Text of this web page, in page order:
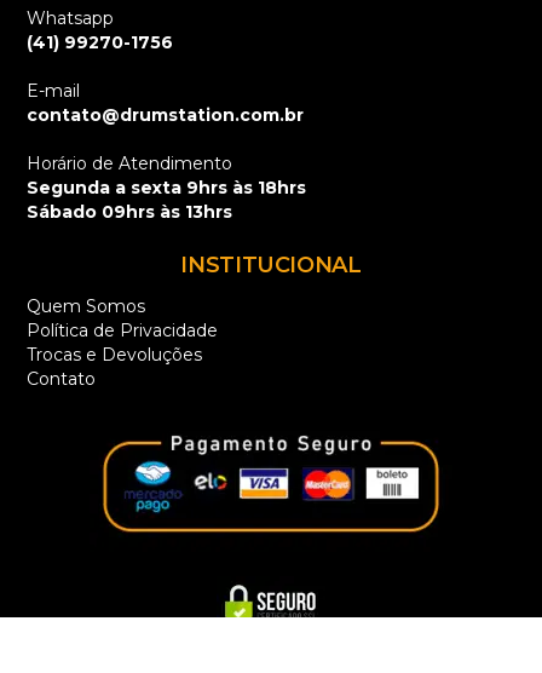
Whatsapp
(41) 99270-1756
E-mail
contato@drumstation.com.br
Horário de Atendimento
Segunda a sexta 9hrs às 18hrs
Sábado 09hrs às 13hrs
INSTITUCIONAL
Quem Somos
Política de Privacidade
Trocas e Devoluções
Contato